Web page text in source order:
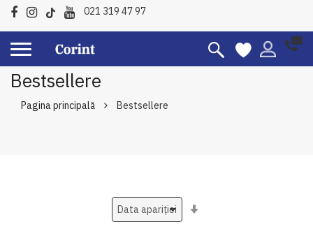
021 319 47 97
Bestsellere
Pagina principală Bestsellere